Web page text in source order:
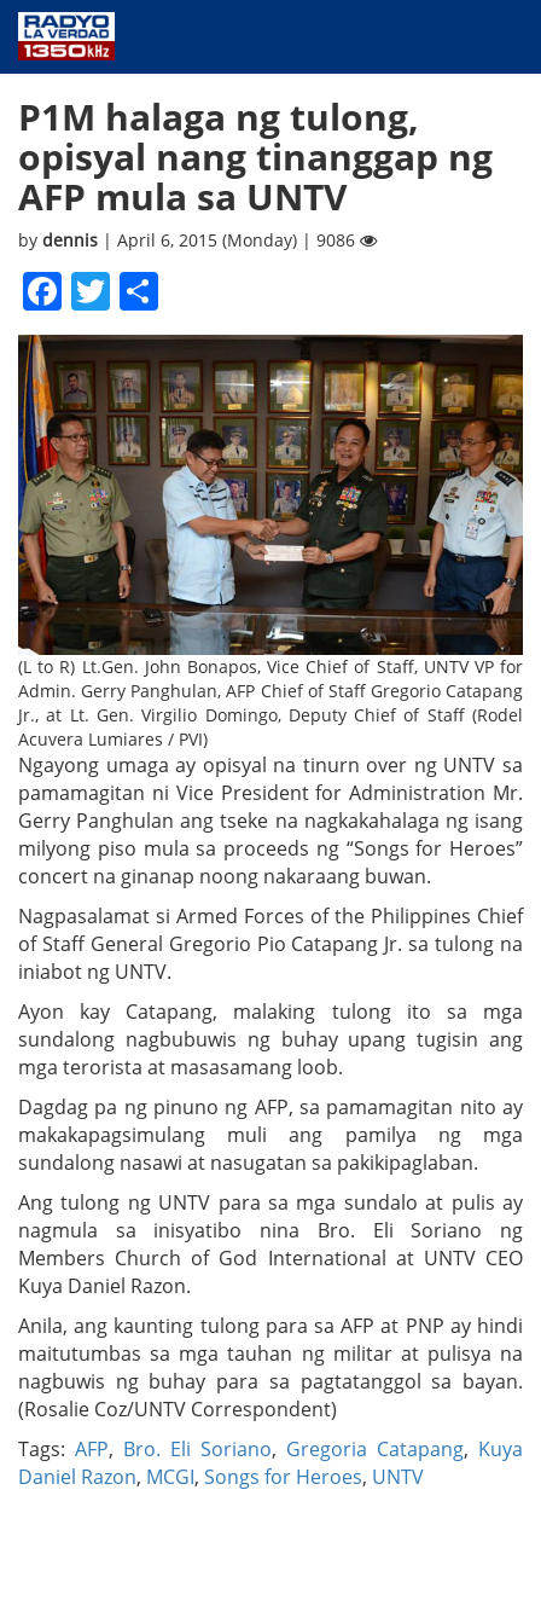
PUBLIC SERVICE
ANNOUNCEMENTS
PROGRAMS
ABOUT
P1M halaga ng tulong,
opisyal nang tinanggap ng
AFP mula sa UNTV
by dennis | April 6, 2015 (Monday) | 9086
Facebook
Twitter
(L to R) Lt.Gen. John Bonapos, Vice Chief of Staff, UNTV VP for
Admin. Gerry Panghulan, AFP Chief of Staff Gregorio Catapang
Jr., at Lt. Gen. Virgilio Domingo, Deputy Chief of Staff (Rodel
Acuvera Lumiares / PVI)
Ngayong umaga ay opisyal na tinurn over ng UNTV sa
pamamagitan ni Vice President for Administration Mr.
Gerry Panghulan ang tseke na nagkakahalaga ng isang
milyong piso mula sa proceeds ng “Songs for Heroes”
concert na ginanap noong nakaraang buwan.
Nagpasalamat si Armed Forces of the Philippines Chief
of Staff General Gregorio Pio Catapang Jr. sa tulong na
iniabot ng UNTV.
Ayon kay Catapang, malaking tulong ito sa mga
sundalong nagbubuwis ng buhay upang tugisin ang
mga terorista at masasamang loob.
Dagdag pa ng pinuno ng AFP, sa pamamagitan nito ay
makakapagsimulang muli ang pamilya ng mga
sundalong nasawi at nasugatan sa pakikipaglaban.
Ang tulong ng UNTV para sa mga sundalo at pulis ay
nagmula sa inisyatibo nina Bro. Eli Soriano ng
Members Church of God International at UNTV CEO
Kuya Daniel Razon.
Anila, ang kaunting tulong para sa AFP at PNP ay hindi
maitutumbas sa mga tauhan ng militar at pulisya na
nagbuwis ng buhay para sa pagtatanggol sa bayan.
(Rosalie Coz/UNTV Correspondent)
Tags: AFP, Bro. Eli Soriano, Gregoria Catapang, Kuya
Daniel Razon, MCGI, Songs for Heroes, UNTV